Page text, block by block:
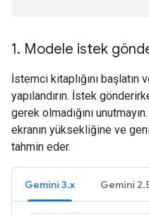
1. Modele istek
İstemci kitaplığını başlatın
yapılandırın. İstek
gerek olmadığını
ekranın yüksekliğine ve
tahmin eder.
Gemini 3.x Gemini